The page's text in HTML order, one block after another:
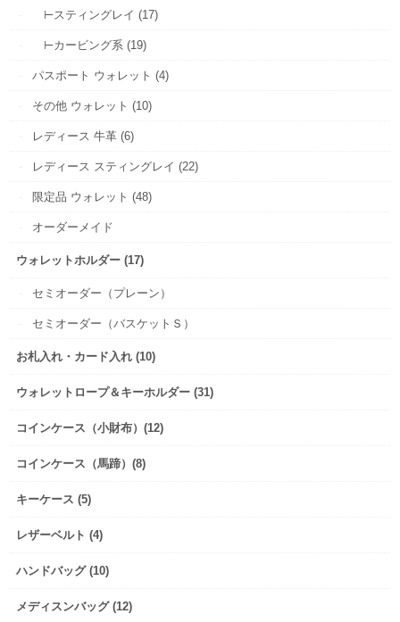
⊢スティングレイ (17)
⊢カービング系 (19)
パスポート ウォレット (4)
その他 ウォレット (10)
レディース 牛革 (6)
レディース スティングレイ (22)
限定品 ウォレット (48)
オーダーメイド
ウォレットホルダー (17)
セミオーダー（プレーン）
セミオーダー（バスケットＳ）
お札入れ・カード入れ (10)
ウォレットロープ＆キーホルダー (31)
コインケース（小財布）(12)
コインケース（馬蹄）(8)
キーケース (5)
レザーベルト (4)
ハンドバッグ (10)
メディスンバッグ (12)